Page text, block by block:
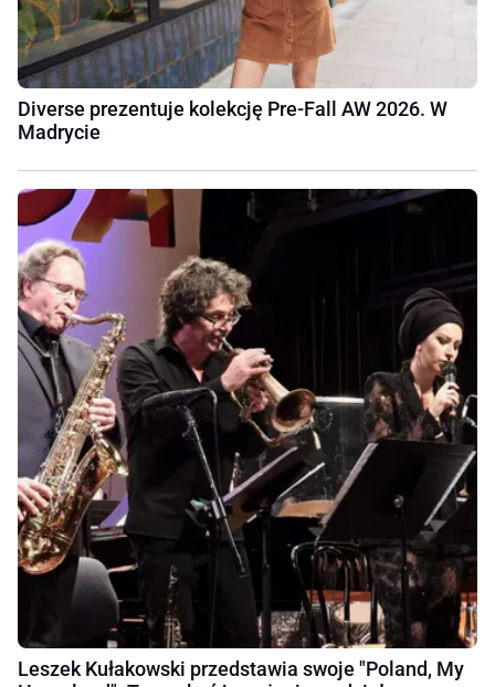
Diverse prezentuje kolekcję Pre-Fall AW 2026. W
Madrycie
Leszek Kułakowski przedstawia swoje "Poland, My